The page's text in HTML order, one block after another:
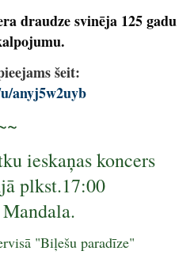
draudze svinēja 125 gadu
šeit:
anyj5w2uyb
ieskaņas koncers
plkst.17:00
"Biļešu paradīze"